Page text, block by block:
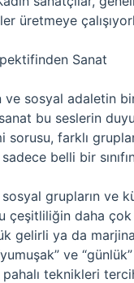
üretmeye
Sanat
sosyal adaletin
bu seslerin
sorusu, farklı
belli bir
grupların ve
çeşitliliğin daha
gelirli ya da
ve
teknikleri